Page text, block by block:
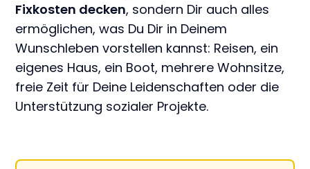
Fixkosten decken, sondern Dir auch alles
ermöglichen, was Du Dir in Deinem
Wunschleben vorstellen kannst: Reisen, ein
eigenes Haus, ein Boot, mehrere Wohnsitze,
freie Zeit für Deine Leidenschaften oder die
Unterstützung sozialer Projekte.